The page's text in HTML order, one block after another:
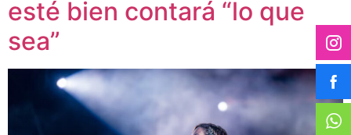
esté bien contará “lo que
sea”